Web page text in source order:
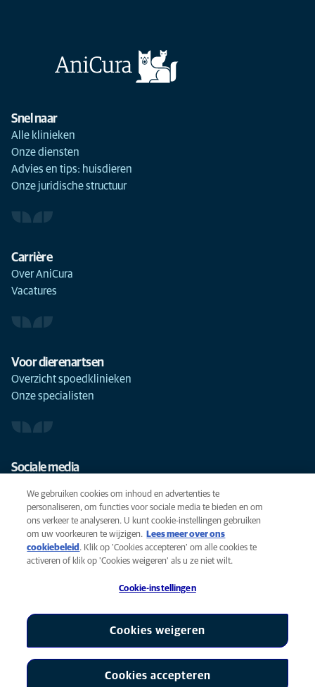
Snel naar
Alle klinieken
Onze diensten
Advies en tips: huisdieren
Onze juridische structuur
Carrière
Over AniCura
Vacatures
Voor dierenartsen
Overzicht spoedklinieken
Onze specialisten
Sociale media
Cookies
Privacyverklaring
AniCura is een partner van Mars, Inc © 2026
Cookie-instellingen
We gebruiken cookies om inhoud en advertenties te
personaliseren, om functies voor sociale media te bieden en om
ons verkeer te analyseren. U kunt cookie-instellingen gebruiken
om uw voorkeuren te wijzigen.
Lees meer over ons
cookiebeleid (opens in a new tab)
. Klik op 'Cookies accepteren' om alle cookies te
activeren of klik op 'Cookies weigeren' als u ze niet wilt.
Cookie-instellingen
Cookies weigeren
Cookies accepteren